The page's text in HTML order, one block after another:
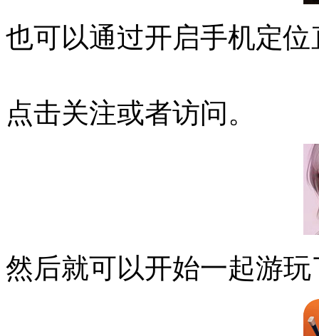
也可以通过开启手机定
点击关注或者访问。
然后就可以开始一起游玩